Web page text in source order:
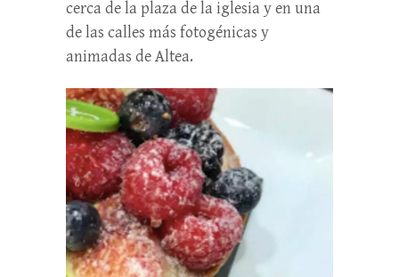
cerca de la plaza de la iglesia y en una
de las calles más fotogénicas y
animadas de Altea.